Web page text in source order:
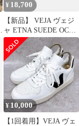
¥ 18,700
【新品】 VEJA ヴェジ
ャ ETNA SUEDE OCRE
ALMOND エトナ スエ
ード サンダル レディー
ス ストラップサンダル
スエードサンダル 厚底
軽量 ブラジル製 23 24
25 SA3221355 ETNA
W'S (260316)
¥ 10,000
【1回着用】VEJA ヴェ